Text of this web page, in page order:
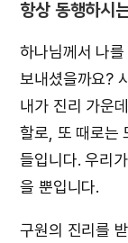
항상 동행하시
하나님께서 나
보내셨을까요?
내가 진리 가운
할로, 또 때로는
들입니다. 우리
을 뿐입니다.
구원의 진리를